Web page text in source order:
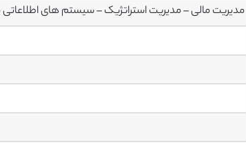
مدیریت مالی – مدیریت استراتژیک – سیستم های اطلاعاتی